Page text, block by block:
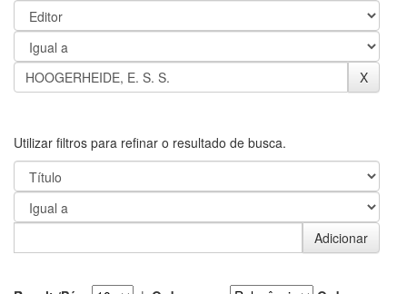
Utilizar filtros para refinar o resultado de busca.